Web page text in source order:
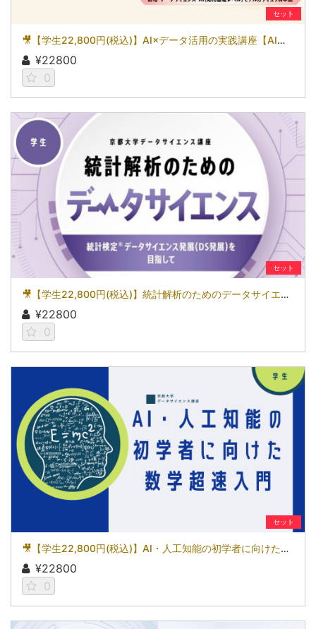
セット
🎥【学生22,800円(税込)】AI×データ活用の実践講座【AI基礎編】〜数理・データサイエンス・AI（応用基礎レベル）モデルカリキュラム準拠〜［京都大学データサイエンス講座］（2026）
¥22800
0
セット
🎥【学生22,800円(税込)】統計解析のためのデータサイエンス～統計検定(R)データサイエンス発展（DS発展）を目指して～［京都大学データサイエンス講座］（2026）
¥22800
0
セット
🎥【学生22,800円(税込)】AI・人工知能の初学者に向けた数学超速入門［京都大学データサイエンス講座］（2026）
¥22800
0